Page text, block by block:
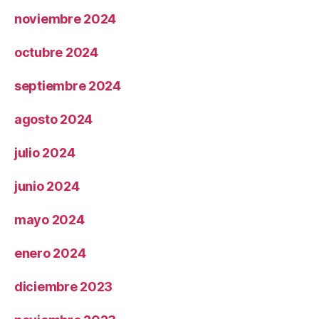
noviembre 2024
octubre 2024
septiembre 2024
agosto 2024
julio 2024
junio 2024
mayo 2024
enero 2024
diciembre 2023